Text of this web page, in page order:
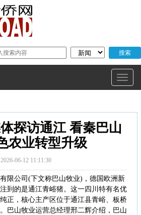
探访通江 看秦巴山
农业转型升级
2026-06-12 11:11:30
限公司(下文称巴山牧业)，德国欧洲新
到的是通江青峪猪。这一四川特有名优
正，核心主产区位于通江县青峪、板桥
巴山牧业运营总经理邢二辉介绍，巴山